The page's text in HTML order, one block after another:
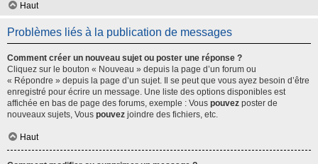
Haut
Problèmes liés à la publication de messages
Comment créer un nouveau sujet ou poster une réponse ?
Cliquez sur le bouton « Nouveau » depuis la page d’un forum ou
« Répondre » depuis la page d’un sujet. Il se peut que vous ayez besoin d’être
enregistré pour écrire un message. Une liste des options disponibles est
affichée en bas de page des forums, exemple : Vous pouvez poster de
nouveaux sujets, Vous pouvez joindre des fichiers, etc.
Haut